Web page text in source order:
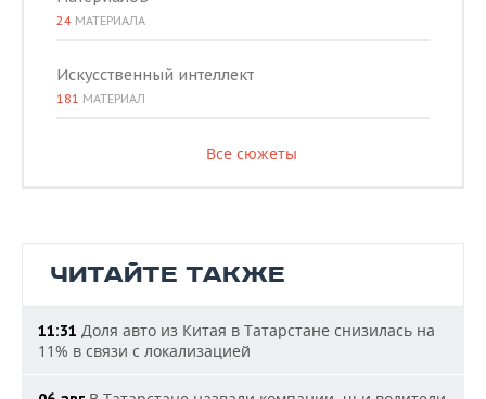
24 МАТЕРИАЛА
Искусственный интеллект
181 МАТЕРИАЛ
Все сюжеты
ЧИТАЙТЕ ТАКЖЕ
11:31 Доля авто из Китая в Татарстане снизилась на
11% в связи с локализацией